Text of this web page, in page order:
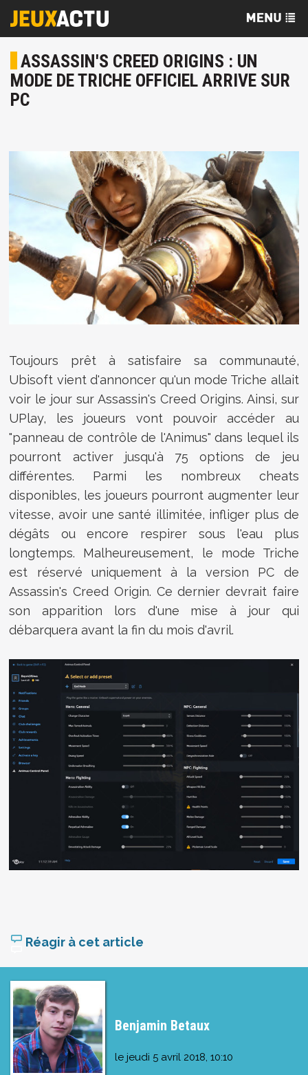
ASSASSIN'S CREED ORIGINS : UN
MODE DE TRICHE OFFICIEL ARRIVE SUR
PC
Toujours prêt à satisfaire sa communauté,
Ubisoft vient d'annoncer qu'un mode Triche allait
voir le jour sur Assassin's Creed Origins. Ainsi, sur
UPlay, les joueurs vont pouvoir accéder au
"panneau de contrôle de l'Animus" dans lequel ils
pourront activer jusqu'à 75 options de jeu
différentes. Parmi les nombreux cheats
disponibles, les joueurs pourront augmenter leur
vitesse, avoir une santé illimitée, infliger plus de
dégâts ou encore respirer sous l'eau plus
longtemps. Malheureusement, le mode Triche
est réservé uniquement à la version PC de
Assassin's Creed Origin. Ce dernier devrait faire
son apparition lors d'une mise à jour qui
débarquera avant la fin du mois d'avril.
Réagir à cet article
Benjamin Betaux
le jeudi 5 avril 2018, 10:10